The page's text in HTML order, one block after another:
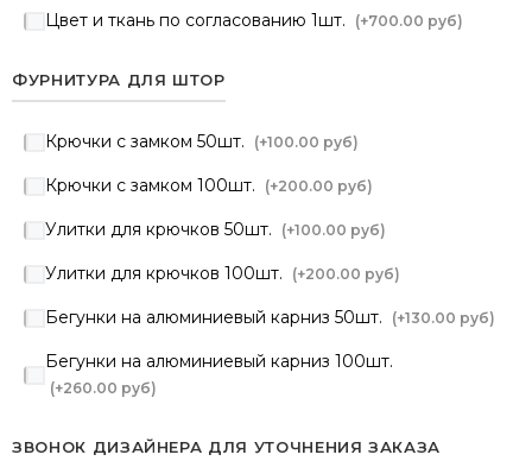
Цвет и ткань по согласованию 1шт. (+700.00 руб)
ФУРНИТУРА ДЛЯ ШТОР
Крючки с замком 50шт. (+100.00 руб)
Крючки с замком 100шт. (+200.00 руб)
Улитки для крючков 50шт. (+100.00 руб)
Улитки для крючков 100шт. (+200.00 руб)
Бегунки на алюминиевый карниз 50шт. (+130.00 руб)
Бегунки на алюминиевый карниз 100шт.
(+260.00 руб)
ЗВОНОК ДИЗАЙНЕРА ДЛЯ УТОЧНЕНИЯ ЗАКАЗА